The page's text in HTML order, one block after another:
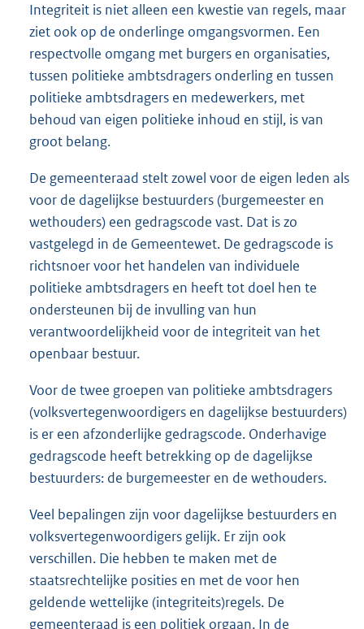
Integriteit is niet alleen een kwestie van regels, maar
ziet ook op de onderlinge omgangsvormen. Een
respectvolle omgang met burgers en organisaties,
tussen politieke ambtsdragers onderling en tussen
politieke ambtsdragers en medewerkers, met
behoud van eigen politieke inhoud en stijl, is van
groot belang.
De gemeenteraad stelt zowel voor de eigen leden als
voor de dagelijkse bestuurders (burgemeester en
wethouders) een gedragscode vast. Dat is zo
vastgelegd in de Gemeentewet. De gedragscode is
richtsnoer voor het handelen van individuele
politieke ambtsdragers en heeft tot doel hen te
ondersteunen bij de invulling van hun
verantwoordelijkheid voor de integriteit van het
openbaar bestuur.
Voor de twee groepen van politieke ambtsdragers
(volksvertegenwoordigers en dagelijkse bestuurders)
is er een afzonderlijke gedragscode. Onderhavige
gedragscode heeft betrekking op de dagelijkse
bestuurders: de burgemeester en de wethouders.
Veel bepalingen zijn voor dagelijkse bestuurders en
volksvertegenwoordigers gelijk. Er zijn ook
verschillen. Die hebben te maken met de
staatsrechtelijke posities en met de voor hen
geldende wettelijke (integriteits)regels. De
gemeenteraad is een politiek orgaan. In de